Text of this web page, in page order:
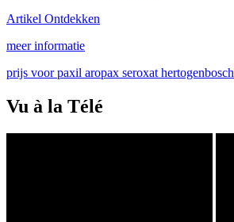
Artikel Ontdekken
meer informatie
prijs voor paxil aropax seroxat hertogenbosch
Vu à la Télé